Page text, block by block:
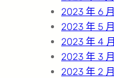
2023 年 6 月
2023 年 5 月
2023 年 4 月
2023 年 3 月
2023 年 2 月